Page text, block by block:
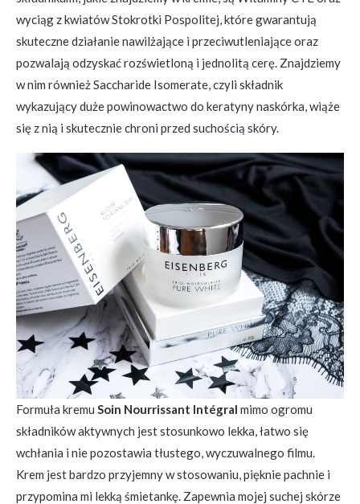
wyciąg z kwiatów Stokrotki Pospolitej, które gwarantują
skuteczne działanie nawilżające i przeciwutleniające oraz
pozwalają odzyskać rozświetloną i jednolitą cerę. Znajdziemy
w nim również Saccharide Isomerate, czyli składnik
wykazujący duże powinowactwo do keratyny naskórka, wiąże
się z nią i skutecznie chroni przed suchością skóry.
Formuła kremu Soin Nourrissant Intégral mimo ogromu
składników aktywnych jest stosunkowo lekka, łatwo się
wchłania i nie pozostawia tłustego, wyczuwalnego filmu.
Krem jest bardzo przyjemny w stosowaniu, pięknie pachnie i
przypomina mi lekką śmietankę. Zapewnia mojej suchej skórze